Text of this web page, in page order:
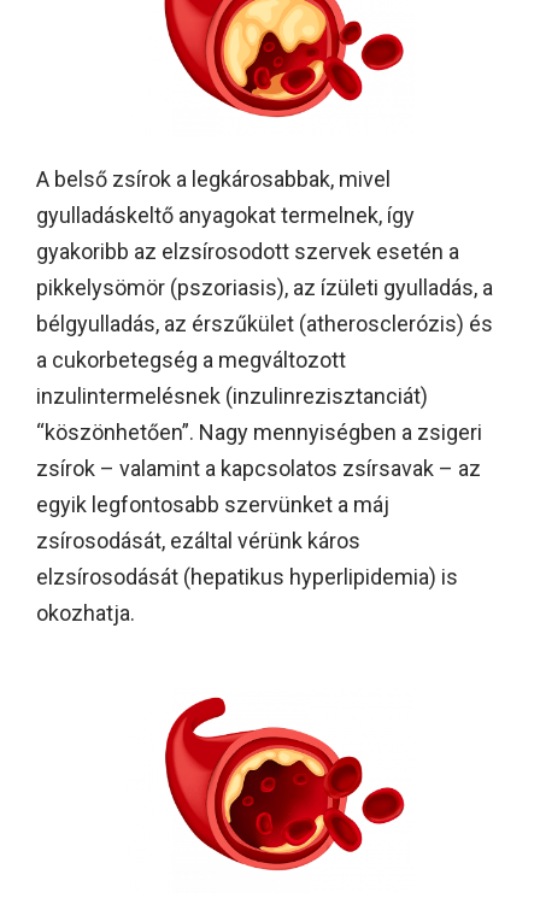
A belső zsírok a legkárosabbak, mivel
gyulladáskeltő anyagokat termelnek, így
gyakoribb az elzsírosodott szervek esetén a
pikkelysömör (pszoriasis), az ízületi gyulladás, a
bélgyulladás, az érszűkület (atherosclerózis) és
a cukorbetegség a megváltozott
inzulintermelésnek (inzulinrezisztanciát)
“köszönhetően”. Nagy mennyiségben a zsigeri
zsírok – valamint a kapcsolatos zsírsavak – az
egyik legfontosabb szervünket a máj
zsírosodását, ezáltal vérünk káros
elzsírosodását (hepatikus hyperlipidemia) is
okozhatja.